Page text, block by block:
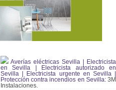
Averías eléctricas Sevilla | Electricista
en Sevilla | Electricista autorizado en
Sevilla | Electricista urgente en Sevilla |
Protección contra incendios en Sevilla:3M
Instalaciones.